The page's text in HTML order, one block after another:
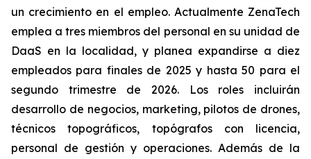
un crecimiento en el empleo. Actualmente ZenaTech
emplea a tres miembros del personal en su unidad de
DaaS en la localidad, y planea expandirse a diez
empleados para finales de 2025 y hasta 50 para el
segundo trimestre de 2026. Los roles incluirán
desarrollo de negocios, marketing, pilotos de drones,
técnicos topográficos, topógrafos con licencia,
personal de gestión y operaciones. Además de la